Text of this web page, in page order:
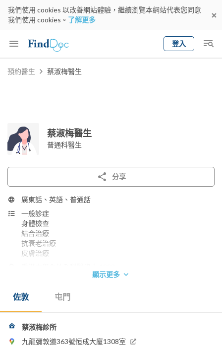
我們使用 cookies 以改善網站體驗，繼續瀏覽本網站代表您同意
我們使用 cookies。 了解更多
登入
Keyword
預約醫生 蔡淑梅醫生
蔡淑梅醫生
普通科醫生
分享
廣東話、英語、普通話
一般診症
身體檢查
結合治療
抗衰老治療
皮膚治療
美國抗衰老學會醫學文憑
電話：
2770 4499
dr_smachoi@hotmail.com
顯示更多
佐敦 屯門
蔡淑梅診所
九龍彌敦道363號恒成大廈1308室